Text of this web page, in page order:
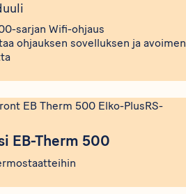
sarjan Wifi-ohjaus
ohjauksen sovelluksen ja avoimen
EB-Therm 500
500